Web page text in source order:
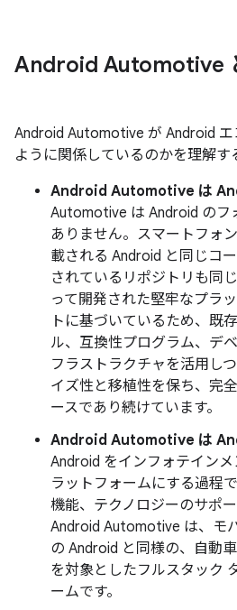
Android Automotive
Android Automotive が Android
ように関係しているのかを理解す
Android Automotive は
Automotive は Android のフ
ありません。スマートフォ
載される Android と同じコ
されているリポジトリも同
って開発された堅牢なプラ
トに基づいているため、既
ル、互換性プログラム、デ
フラストラクチャを活用し
イズ性と移植性を保ち、完
ースであり続けています。
Android Automotive は
Android をインフォテイン
ラットフォームにする過程
機能、テクノロジーのサポ
Android Automotive は、モ
の Android と同様の、自動
を対象としたフルスタック
ームです。